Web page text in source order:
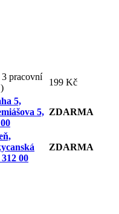
pracovní
199 Kč
5,
5, ZDARMA
312 00
ZDARMA